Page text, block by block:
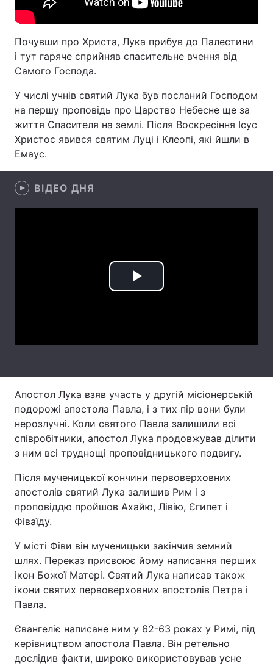
Здоров'я Туризм
Екологія Регіони
Відео з Youtube Статті
Інтерв'ю
Почувши про Христа, Лука прибув до Палестини
і тут гаряче сприйняв спасительне вчення від
Самого Господа.
У числі учнів святий Лука був посланий Господом
на першу проповідь про Царство Небесне ще за
життя Спасителя на землі. Після Воскресіння Ісус
Христос явився святим Луці і Клеопі, які йшли в
Емаус.
ВІДЕО ДНЯ
Play
Апостол Лука взяв участь у другій місіонерській
подорожі апостола Павла, і з тих пір вони були
нерозлучні. Коли святого Павла залишили всі
співробітники, апостол Лука продовжував ділити
з ним всі труднощі проповідницького подвигу.
Після мученицької кончини первоверховних
апостолів святий Лука залишив Рим і з
проповіддю пройшов Ахайю, Лівію, Єгипет і
Фіваїду.
У місті Фіви він мученицьки закінчив земний
шлях. Переказ присвоює йому написання перших
ікон Божої Матері. Святий Лука написав також
ікони святих первоверховних апостолів Петра і
Павла.
Євангеліє написане ним у 62-63 роках у Римі, під
керівництвом апостола Павла. Він ретельно
дослідив факти, широко використовував усне